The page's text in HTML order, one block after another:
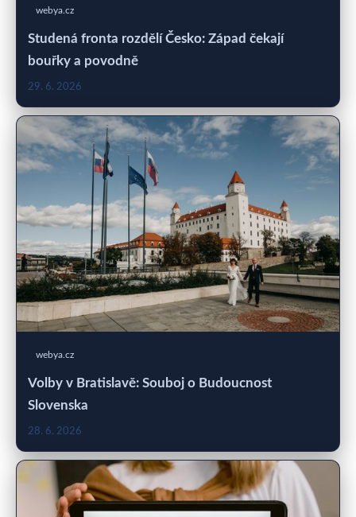
webya.cz
Studená fronta rozdělí Česko: Západ čekají
bouřky a povodně
29. 6. 2026
webya.cz
Volby v Bratislavě: Souboj o Budoucnost
Slovenska
28. 6. 2026